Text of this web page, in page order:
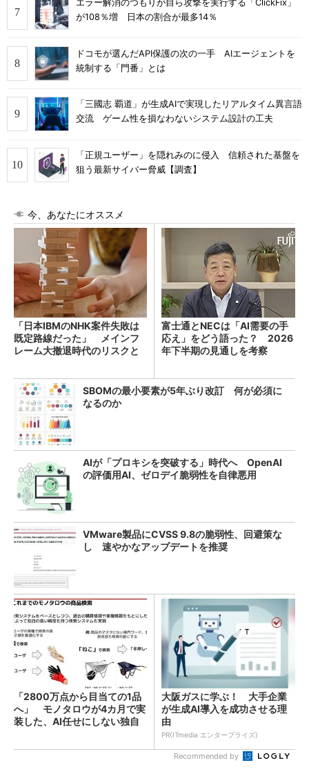
エラー解消のつもりが自ら攻撃を実行する「ClickFix」
が108％増 日本の割合が最多14％
ドコモが選んだAPI保護の次の一手 AIエージェントを
統制する「門番」とは
「三國志 覇道」が生成AIで実現したリアルタイム異言語
交流 ゲーム性を損なわないシステム設計の工夫
「正規ユーザー」を隠れみのに侵入 信頼された基盤を
狙う最新サイバー脅威【調査】
今、あなたにオススメ
「日本IBMのNHK案件失敗は
既定路線だった」 メインフ
レーム大撤退時代のリスクと
富士通とNECは「AI需要の手
応え」をどう語った？ 2026
年下半期の見通しを考察
SBOMの最小要素が5年ぶり改訂 何が必須に
なるのか
AIが「プロキシを突破する」時代へ OpenAI
の評価用AI、ゼロデイ脆弱性を自律悪用
VMware製品にCVSS 9.8の脆弱性、回避策な
し 速やかなアップデートを推奨
「2800万点から目当ての1品
へ」 モノタロウが4カ月で実
装した、AI任せにしない独自
大阪ガスに学ぶ！ 大手企業
が生成AI導入を成功させる理
由
PR(ITmedia エンタープライズ)
Recommended by